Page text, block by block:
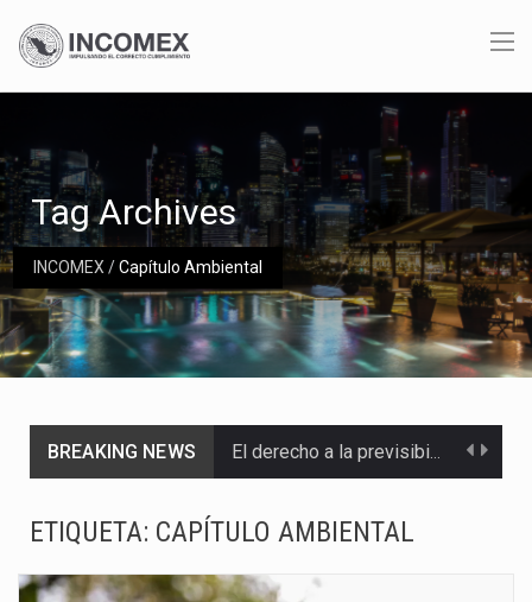
INCOMEX/Capítulo Ambiental
Tag Archives
BREAKING NEWS El derecho a la previsibilidad de los horarios de trabajo en turnos rotativos podría ser…
ETIQUETA: CAPÍTULO AMBIENTAL